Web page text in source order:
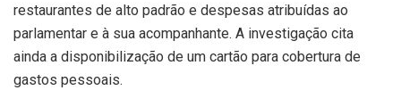
restaurantes de alto padrão e despesas atribuídas ao
parlamentar e à sua acompanhante. A investigação cita
ainda a disponibilização de um cartão para cobertura de
gastos pessoais.